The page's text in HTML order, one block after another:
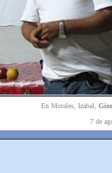
En Morales, Izabal,
7 de